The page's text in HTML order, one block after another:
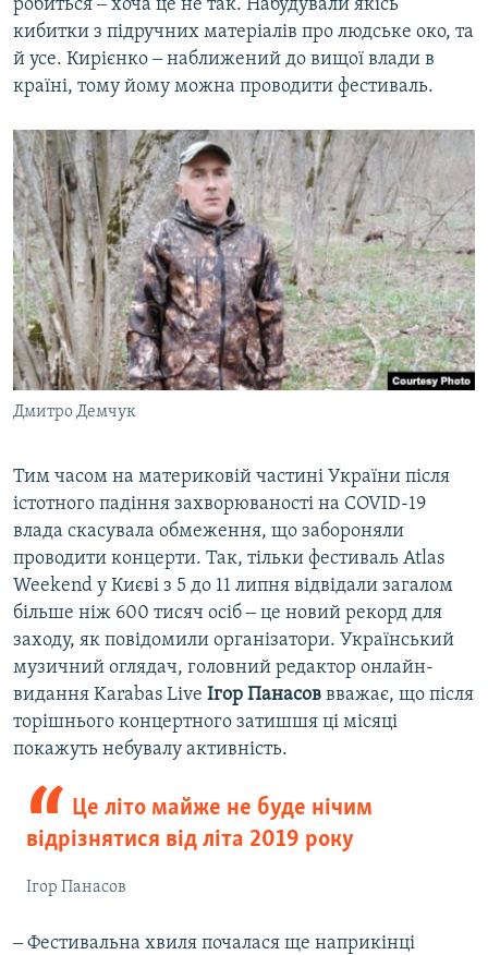
робиться ‒ хоча це не так. Набудували якісь
кибитки з підручних матеріалів про людське око, та
й усе. Кирієнко ‒ наближений до вищої влади в
країні, тому йому можна проводити фестиваль.
Дмитро Демчук
Тим часом на материковій частині України після
істотного падіння захворюваності на COVID-19
влада скасувала обмеження, що забороняли
проводити концерти. Так, тільки фестиваль Atlas
Weekend у Києві з 5 до 11 липня відвідали загалом
більше ніж 600 тисяч осіб ‒ це новий рекорд для
заходу, як повідомили організатори. Український
музичний оглядач, головний редактор онлайн-
видання Karabas Live Ігор Панасов вважає, що після
торішнього концертного затишшя ці місяці
покажуть небувалу активність.
Це літо майже не буде нічим
відрізнятися від літа 2019 року
Ігор Панасов
‒ Фестивальна хвиля почалася ще наприкінці